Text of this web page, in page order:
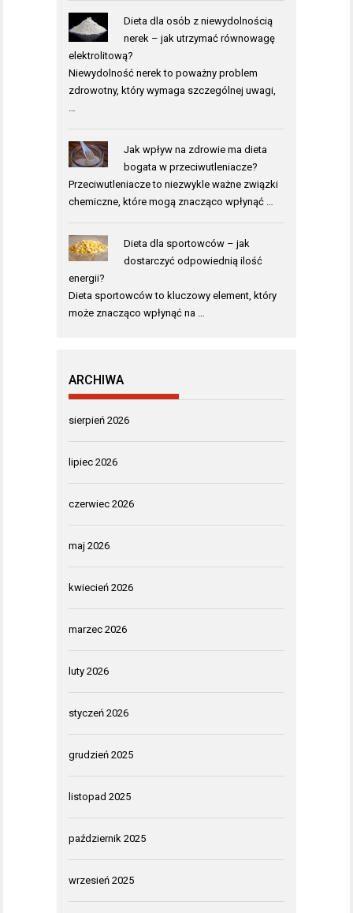
Dieta dla osób z niewydolnością
nerek – jak utrzymać równowagę
elektrolitową?
Niewydolność nerek to poważny problem
zdrowotny, który wymaga szczególnej uwagi,
…
Jak wpływ na zdrowie ma dieta
bogata w przeciwutleniacze?
Przeciwutleniacze to niezwykle ważne związki
chemiczne, które mogą znacząco wpłynąć …
Dieta dla sportowców – jak
dostarczyć odpowiednią ilość
energii?
Dieta sportowców to kluczowy element, który
może znacząco wpłynąć na …
ARCHIWA
sierpień 2026
lipiec 2026
czerwiec 2026
maj 2026
kwiecień 2026
marzec 2026
luty 2026
styczeń 2026
grudzień 2025
listopad 2025
październik 2025
wrzesień 2025